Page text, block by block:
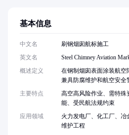
基本信息
中文名
刷钢烟囱航标施工
英文名
Steel Chimney Aviation
概述定义
在钢制烟囱表面涂装航空
兼具防腐维护和航空安全
主要特点
高空高风险作业、需特殊
能、受民航法规约束
应用领域
火力发电厂、化工厂、
维护工程